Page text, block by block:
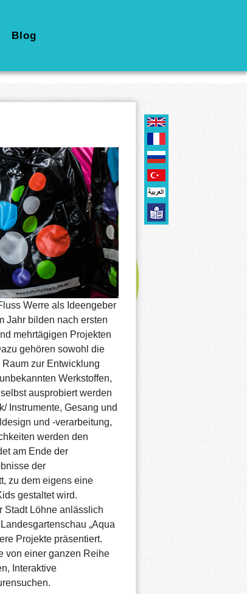
Blog
Werre als Ideengeber
Jahr bilden nach ersten
mehrtägigen Projekten
gehören sowohl die
zur Entwicklung
Werkstoffen,
ausprobiert werden
Instrumente, Gesang und
und -verarbeitung,
werden den
am Ende der
der
zu dem eigens eine
gestaltet wird.
Stadt Löhne anlässlich
„Aqua
Projekte präsentiert.
von einer ganzen Reihe
Interaktive